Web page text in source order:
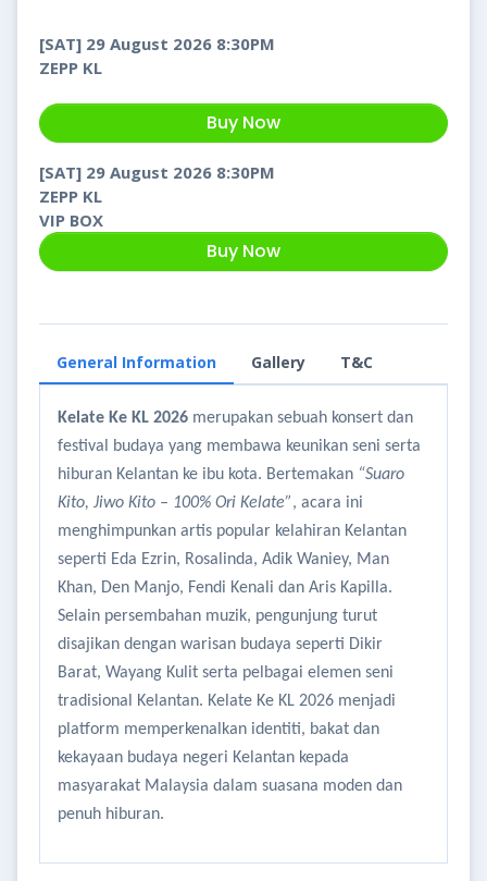
[SAT] 29 August 2026 8:30PM
ZEPP KL
Buy Now
[SAT] 29 August 2026 8:30PM
ZEPP KL
VIP BOX
Buy Now
General Information Gallery T&C
Kelate Ke KL 2026 merupakan sebuah konsert dan
festival budaya yang membawa keunikan seni serta
hiburan Kelantan ke ibu kota. Bertemakan “Suaro
Kito, Jiwo Kito – 100% Ori Kelate”, acara ini
menghimpunkan artis popular kelahiran Kelantan
seperti Eda Ezrin, Rosalinda, Adik Waniey, Man
Khan, Den Manjo, Fendi Kenali dan Aris Kapilla.
Selain persembahan muzik, pengunjung turut
disajikan dengan warisan budaya seperti Dikir
Barat, Wayang Kulit serta pelbagai elemen seni
tradisional Kelantan. Kelate Ke KL 2026 menjadi
platform memperkenalkan identiti, bakat dan
kekayaan budaya negeri Kelantan kepada
masyarakat Malaysia dalam suasana moden dan
penuh hiburan.